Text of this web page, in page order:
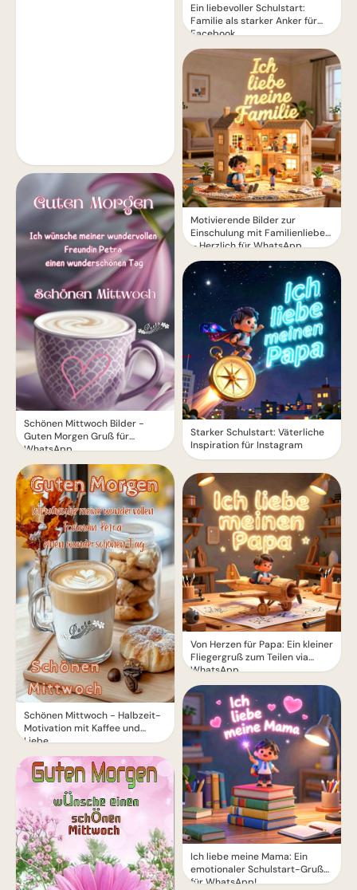
Schönen Mittwoch Bilder -
Guten Morgen Gruß für
WhatsApp
Schönen Mittwoch - Halbzeit-
Motivation mit Kaffee und
Liebe
Ein liebevoller Schulstart:
Familie als starker Anker für
Facebook
Motivierende Bilder zur
Einschulung mit Familienliebe
– Herzlich für WhatsApp
Starker Schulstart: Väterliche
Inspiration für Instagram
Von Herzen für Papa: Ein kleiner
Fliegergruß zum Teilen via
WhatsApp
Ich liebe meine Mama: Ein
emotionaler Schulstart-Gruß
für WhatsApp!